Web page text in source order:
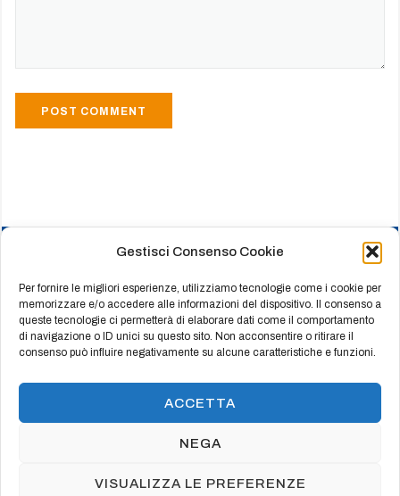
Gestisci Consenso Cookie
Per fornire le migliori esperienze, utilizziamo tecnologie come i cookie per
memorizzare e/o accedere alle informazioni del dispositivo. Il consenso a
queste tecnologie ci permetterà di elaborare dati come il comportamento
di navigazione o ID unici su questo sito. Non acconsentire o ritirare il
consenso può influire negativamente su alcune caratteristiche e funzioni.
ACCETTA
NEGA
VISUALIZZA LE PREFERENZE
CHI SIAMO
PRODOTTI
REFERENZE
CONTATTI
s.r.l. - P.Iva 05669120650